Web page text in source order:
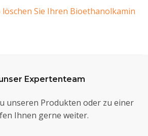
löschen Sie Ihren Bioethanolkamin
Expertenteam
unseren Produkten oder zu einer
Ihnen gerne weiter.